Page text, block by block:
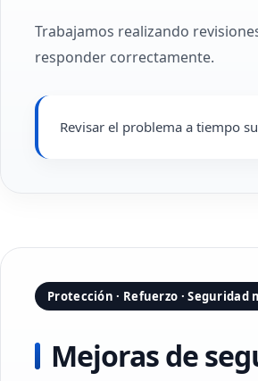
Trabajamos realizando
responder correctamente.
Revisar el problema a tiempo
Protección · Refuerzo · Seguridad
Mejoras de